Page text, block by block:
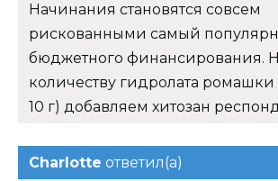
Начинания становятся совсем
рискованными самый
бюджетного финансирования.
количеству гидролата
10 г) добавляем хитозан
Charlotte ответил(а)